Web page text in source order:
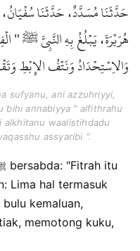
حَدَّثَنَا مُسَدَّدٌ، حَدَّثَنَا
هُرَيْرَةَ، يَبْلُغُ بِهِ النَّبِيَّ ﷺ "
وَالاِسْتِحْدَادُ وَنَتْفُ الإِبْطِ
sufyanu, ani azzuhriyyi,
bihi annabiyya " alfithrahu
alkhitanu waalistihdadu
assyaribi ".
Lima hal termasuk
kemaluan,
memotong kuku,